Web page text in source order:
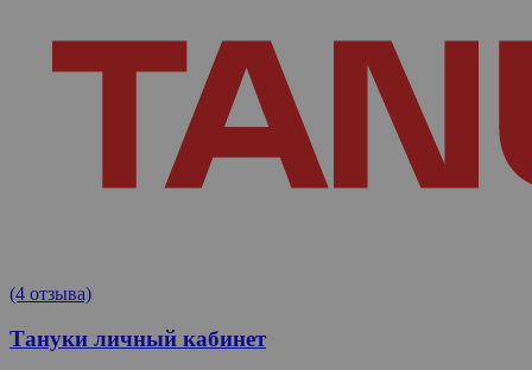
(4 отзыва)
Тануки личный кабинет